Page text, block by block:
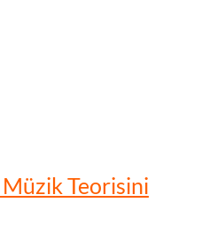
Teorisini